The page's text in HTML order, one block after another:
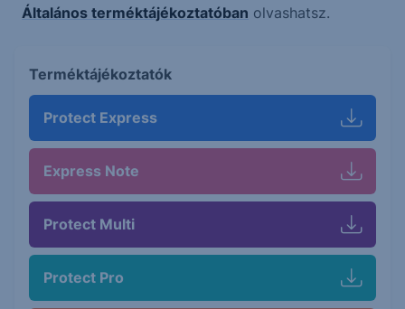
Általános terméktájékoztatóban olvashatsz.
Terméktájékoztatók
Protect Express
Express Note
Protect Multi
Protect Pro